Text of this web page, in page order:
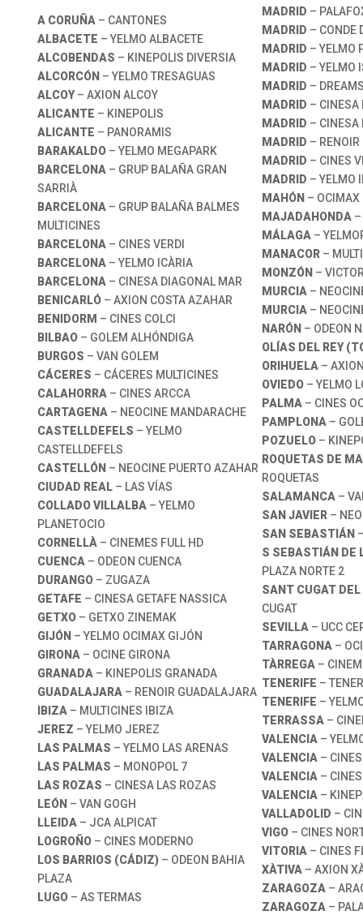
A CORUÑA– CANTONES
ALBACETE – YELMO ALBACETE
ALCOBENDAS – KINEPOLIS DIVERSIA
ALCORCÓN – YELMO TRESAGUAS
ALCOY– AXION ALCOY
ALICANTE – KINEPOLIS
ALICANTE – PANORAMIS
BARAKALDO– YELMO MEGAPARK
BARCELONA– GRUP BALAÑA GRAN
SARRIÀ
BARCELONA– GRUP BALAÑA BALMES
MULTICINES
BARCELONA– CINES VERDI
BARCELONA– YELMO ICÀRIA
BARCELONA– CINESA DIAGONAL MAR
BENICARLÓ– AXION COSTA AZAHAR
BENIDORM – CINES COLCI
BILBAO– GOLEM ALHÓNDIGA
BURGOS – VAN GOLEM
CÁCERES – CÁCERES MULTICINES
CALAHORRA– CINES ARCCA
CARTAGENA– NEOCINE MANDARACHE
CASTELLDEFELS – YELMO
CASTELLDEFELS
CASTELLÓN – NEOCINE PUERTO AZAHAR
CIUDAD REAL– LAS VÍAS
COLLADO VILLALBA– YELMO
PLANETOCIO
CORNELLÀ – CINEMES FULL HD
CUENCA– ODEON CUENCA
DURANGO– ZUGAZA
GETAFE – CINESA GETAFE NASSICA
GETXO– GETXO ZINEMAK
GIJÓN – YELMO OCIMAX GIJÓN
GIRONA– OCINE GIRONA
GRANADA– KINEPOLIS GRANADA
GUADALAJARA– RENOIR GUADALAJARA
IBIZA– MULTICINES IBIZA
JEREZ – YELMO JEREZ
LAS PALMAS – YELMO LAS ARENAS
LAS PALMAS – MONOPOL 7
LAS ROZAS – CINESA LAS ROZAS
LEÓN – VAN GOGH
LLEIDA– JCA ALPICAT
LOGROÑO– CINES MODERNO
LOS BARRIOS (CÁDIZ)– ODEON BAHIA
PLAZA
LUGO– AS TERMAS
MADRID –
MADRID – CONDE
MADRID – YELMO
MADRID – YELMO
MADRID –
MADRID – CINESA
MADRID – CINESA
MADRID – RENOIR
MADRID – CINES
MADRID – YELMO
MAHÓN – OCIMAX
MAJADAHONDA –
MÁLAGA–
MANACOR–
MONZÓN –
MURCIA–
MURCIA–
NARÓN – ODEON
OLÍAS DEL REY
ORIHUELA–
OVIEDO– YELMO
PALMA– CINES
PAMPLONA–
POZUELO–
ROQUETAS DE
ROQUETAS
SALAMANCA–
SAN JAVIER–
SAN SEBASTIÁN
S SEBASTIÁN DE
PLAZA NORTE 2
SANT CUGAT
CUGAT
SEVILLA– UCC
TARRAGONA–
TÀRREGA–
TENERIFE –
TENERIFE –
TERRASSA–
VALENCIA–
VALENCIA– CINES
VALENCIA–
VALENCIA–
VALLADOLID –
VIGO– CINES
VITORIA– CINES
XÀTIVA– AXION
ZARAGOZA–
ZARAGOZA–